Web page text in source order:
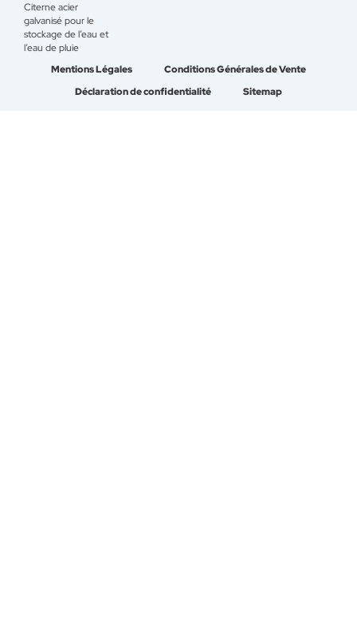
Citerne acier
galvanisé pour le
stockage de l’eau et
l’eau de pluie
Mentions Légales
Conditions Générales de Vente
Déclaration de confidentialité
Sitemap